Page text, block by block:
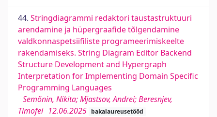
44. Stringdiagrammi redaktori taustastruktuuri
arendamine ja hüpergraafide tõlgendamine
valdkonnaspetsiifiliste programeerimiskeelte
rakendamiseks. String Diagram Editor Backend
Structure Development and Hypergraph
Interpretation for Implementing Domain Specific
Programming Languages
Semõnin, Nikita; Mjastsov, Andrei; Beresnjev,
Timofei 12.06.2025 bakalaureusetööd